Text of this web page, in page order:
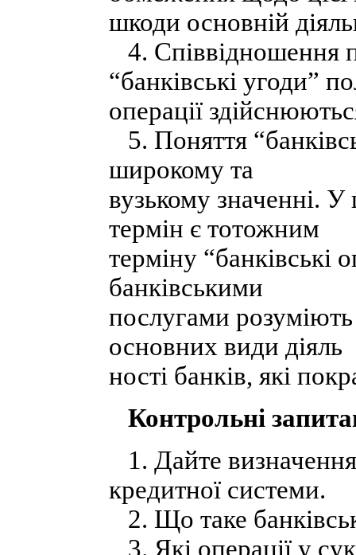
шкоди основній
4. Співвідношення
“банківські угоди”
операції
5. Поняття
широкому та
вузькому значенні.
термін є тотожним
терміну “банківські
банківськими
послугами розуміють
основних види діяль
ності банків, які
Контрольні
1. Дайте
кредитної системи.
2. Що таке
3. Які операції у